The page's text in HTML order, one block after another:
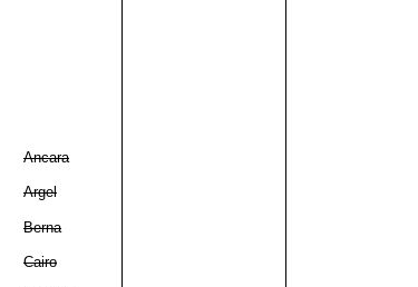
Ancara
Argel
Berna
Cairo